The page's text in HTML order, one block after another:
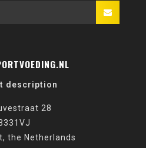
description
28
the Netherlands